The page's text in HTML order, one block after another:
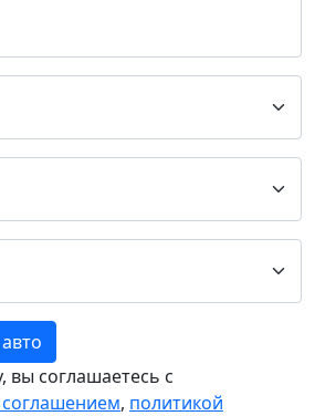
вы соглашаетесь с
, политикой